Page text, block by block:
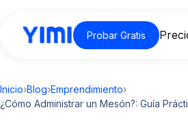
Probar Gratis
Inicio›Blog›Emprendimiento›
¿Cómo Administrar un Mesón?: Guía